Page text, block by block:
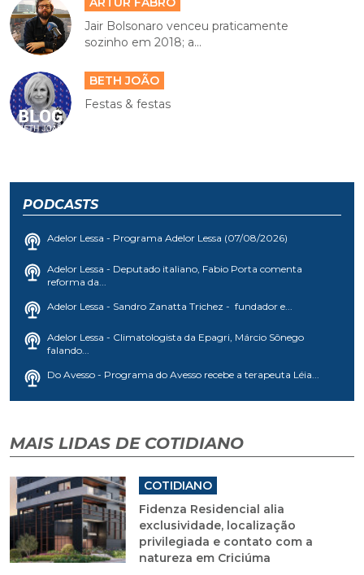
Jair Bolsonaro venceu praticamente
sozinho em 2018; a...
BETH JOÃO
Festas & festas
PODCASTS
Adelor Lessa - Programa Adelor Lessa (07/08/2026)
Adelor Lessa - Deputado italiano, Fabio Porta comenta
reforma da...
Adelor Lessa - Sandro Zanatta Trichez - fundador e...
Adelor Lessa - Climatologista da Epagri, Márcio Sônego
falando...
Do Avesso - Programa do Avesso recebe a terapeuta Léia...
MAIS LIDAS DE COTIDIANO
COTIDIANO
Fidenza Residencial alia
exclusividade, localização
privilegiada e contato com a
natureza em Criciúma